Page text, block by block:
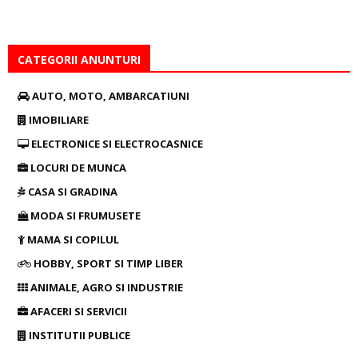
CATEGORII ANUNTURI
AUTO, MOTO, AMBARCATIUNI
IMOBILIARE
ELECTRONICE SI ELECTROCASNICE
LOCURI DE MUNCA
CASA SI GRADINA
MODA SI FRUMUSETE
MAMA SI COPILUL
HOBBY, SPORT SI TIMP LIBER
ANIMALE, AGRO SI INDUSTRIE
AFACERI SI SERVICII
INSTITUTII PUBLICE